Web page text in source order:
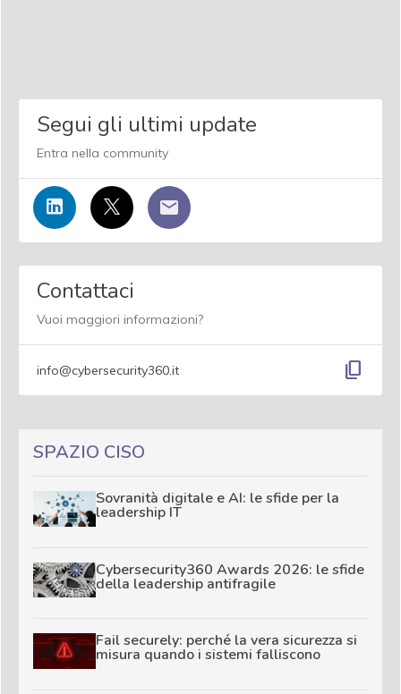
Segui gli ultimi update
Entra nella community
Contattaci
Vuoi maggiori informazioni?
info@cybersecurity360.it content_copy
SPAZIO CISO
Sovranità digitale e AI: le sfide per la
leadership IT
Cybersecurity360 Awards 2026: le sfide
della leadership antifragile
Fail securely: perché la vera sicurezza si
misura quando i sistemi falliscono